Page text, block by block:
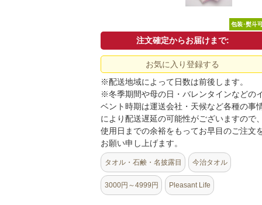
包装･熨斗
注文確定からお届けまで:
お気に入り登録する
※配送地域によって日数は前後します。
※冬季期間や母の日・バレンタインなどの
ベント時期は運送会社・天候など各種の事
により配送遅延の可能性がございますので
使用日までの余裕をもってお早目のご注文
お願い申し上げます。
タオル・石鹸・名披露目 今治タオル
3000円～4999円 Pleasant Life